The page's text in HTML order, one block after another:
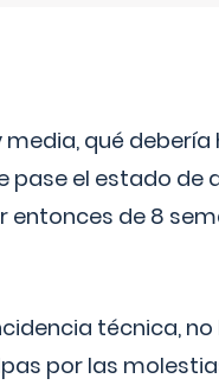
qué debería
el estado de
entonces de 8
técnica,
por las